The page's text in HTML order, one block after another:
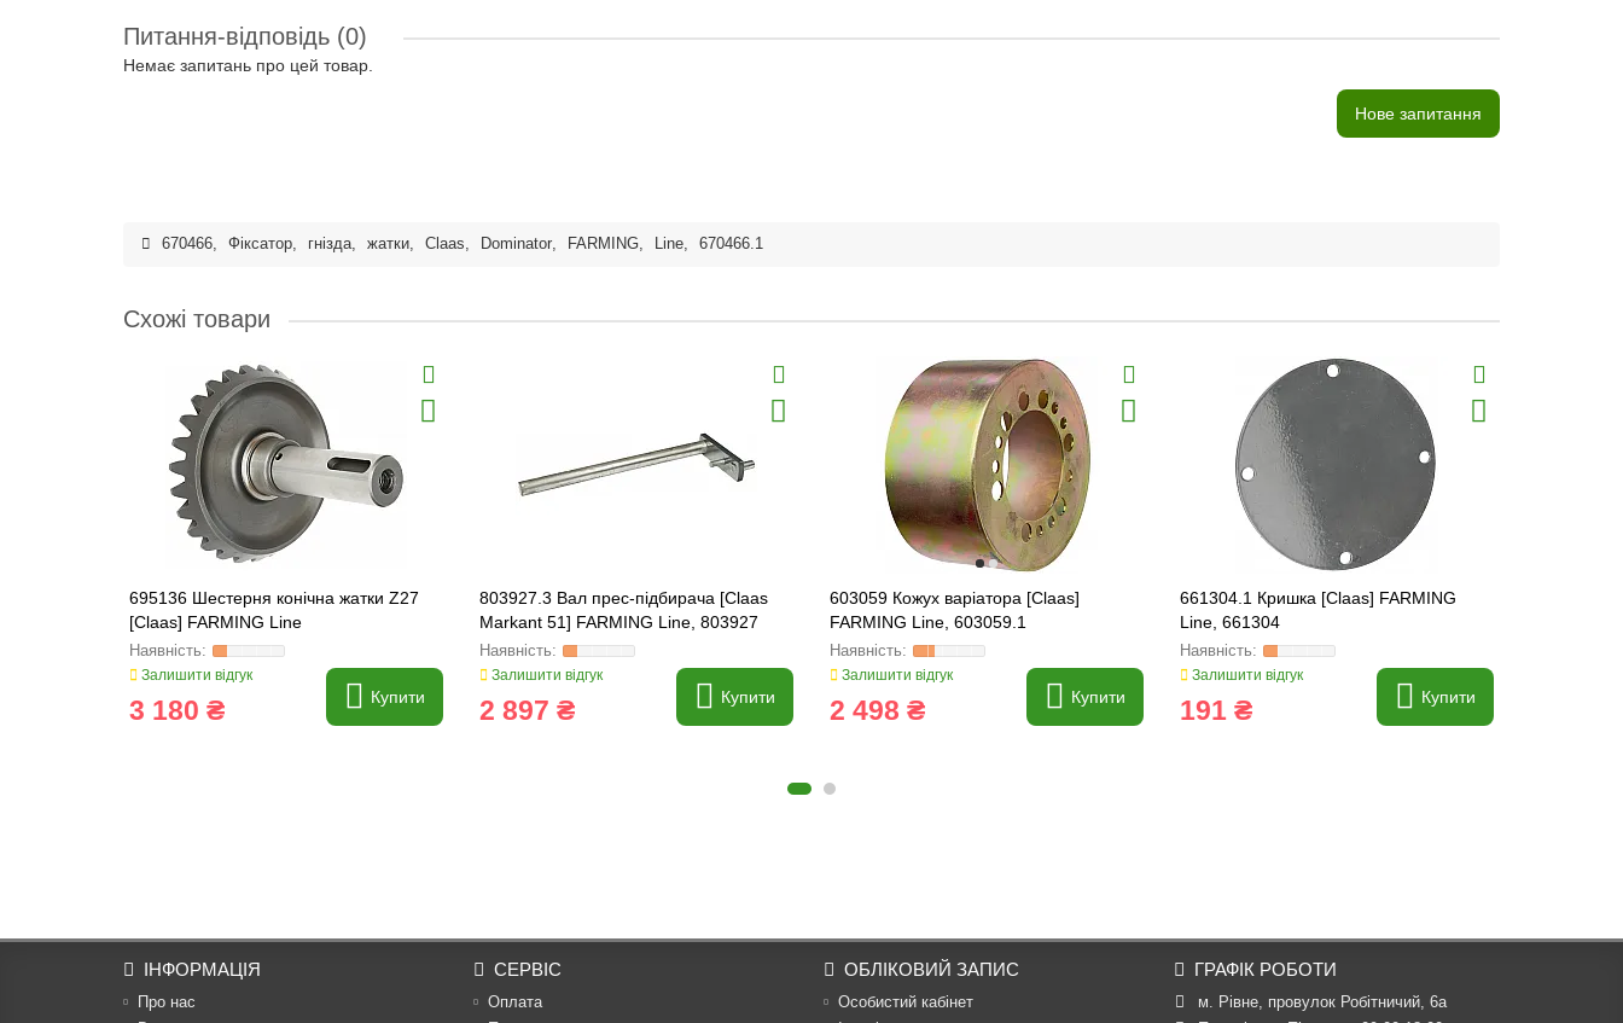
Питання-відповідь (0)
Немає запитань про цей товар.
Нове запитання
670466, Фіксатор, гнізда, жатки, Claas, Dominator, FARMING, Line, 670466.1
Схожі товари
695136 Шестерня конічна жатки Z27
[Claas] FARMING Line
Залишити відгук
3 180 ₴ Купити
803927.3 Вал прес-підбирача [Claas
Markant 51] FARMING Line, 803927
Залишити відгук
2 897 ₴ Купити
603059 Кожух варіатора [Claas]
FARMING Line, 603059.1
Залишити відгук
2 498 ₴ Купити
661304.1 Кришка [Claas] FARMING
Line, 661304
Залишити відгук
191 ₴ Купити
ІНФОРМАЦІЯ
Про нас
СЕРВІС
Оплата
ОБЛІКОВИЙ ЗАПИС
Особистий кабінет
ГРАФІК РОБОТИ
м. Рівне, провулок Робітничий, 6а